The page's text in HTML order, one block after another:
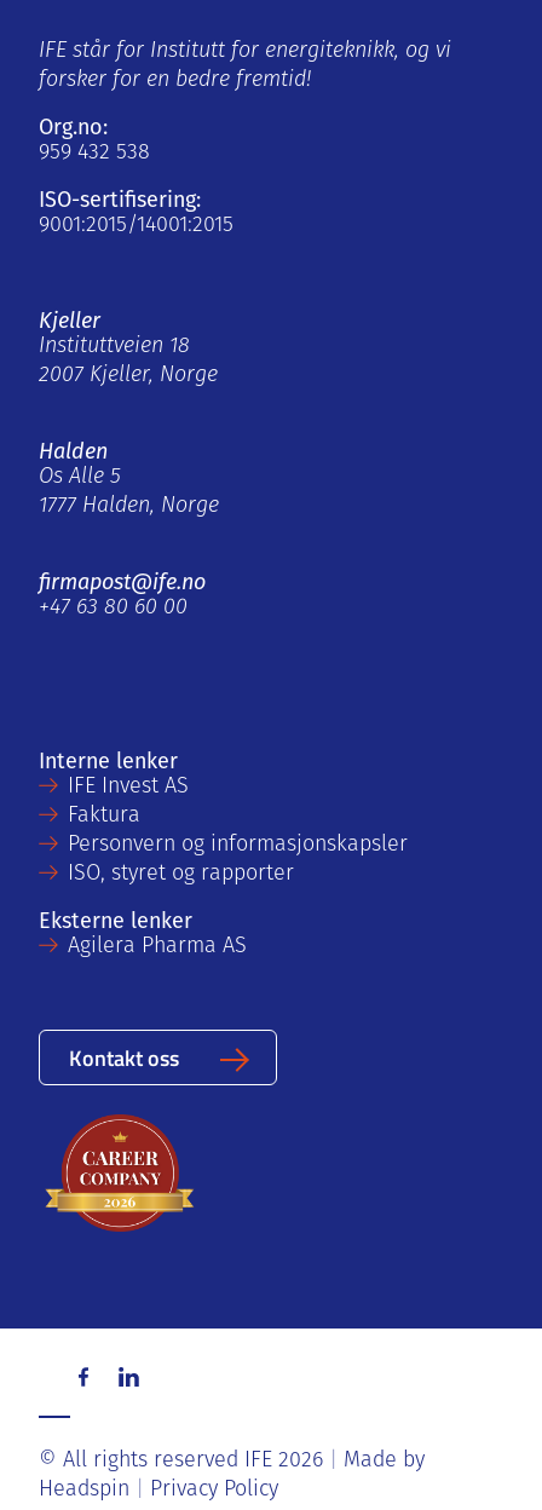
IFE står for Institutt for energiteknikk, og vi
forsker for en bedre fremtid!
Org.no:
959 432 538
ISO-sertifisering:
9001:2015/14001:2015
Kjeller
Instituttveien 18
2007 Kjeller, Norge
Halden
Os Alle 5
1777 Halden, Norge
firmapost@ife.no
+47 63 80 60 00
Interne lenker
IFE Invest AS
Faktura
Personvern og informasjonskapsler
ISO, styret og rapporter
Eksterne lenker
Agilera Pharma AS
Kontakt oss
© All rights reserved IFE 2026
Made by
Headspin
Privacy Policy